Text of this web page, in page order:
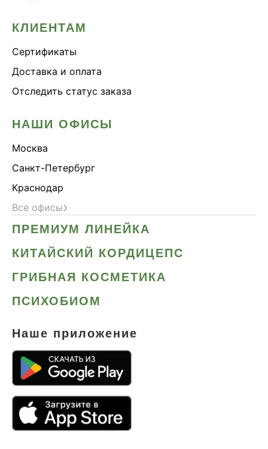
КЛИЕНТАМ
Сертификаты
Доставка и оплата
Отследить статус заказа
НАШИ ОФИСЫ
Москва
Санкт-Петербург
Краснодар
Все офисы›
ПРЕМИУМ ЛИНЕЙКА
КИТАЙСКИЙ КОРДИЦЕПС
ГРИБНАЯ КОСМЕТИКА
ПСИХОБИОМ
Наше приложение